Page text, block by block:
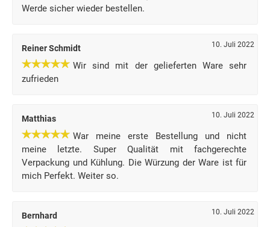
Werde sicher wieder bestellen.
Reiner Schmidt 10. Juli 2022
Wir sind mit der gelieferten Ware sehr
zufrieden
Matthias 10. Juli 2022
War meine erste Bestellung und nicht
meine letzte. Super Qualität mit fachgerechte
Verpackung und Kühlung. Die Würzung der Ware ist für
mich Perfekt. Weiter so.
Bernhard 10. Juli 2022